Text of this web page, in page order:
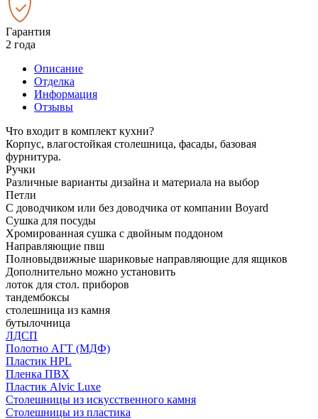
Гарантия
2 года
Описание
Отделка
Информация
Отзывы
Что входит в комплект кухни?
Корпус, влагостойкая столешница, фасады, базовая
фурнитура.
Ручки
Различные варианты дизайна и материала на выбор
Петли
С доводчиком или без доводчика от компании Boyard
Сушка для посуды
Хромированная сушка с двойным поддоном
Направляющие пвш
Полновыдвижные шариковые направляющие для ящиков
Дополнительно можно установить
лоток для стол. приборов
тандембоксы
столешница из камня
бутылочница
ЛДСП
Полотно АГТ (МДФ)
Пластик HPL
Пленка ПВХ
Пластик Alvic Luxe
Столешницы из искусственного камня
Столешницы из пластика